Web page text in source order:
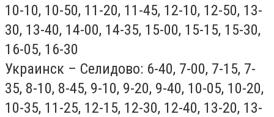
10-10, 10-50, 11-20, 11-45, 12-10, 12-50, 13-
30, 13-40, 14-00, 14-35, 15-00, 15-15, 15-30,
16-05, 16-30
Украинск – Селидово: 6-40, 7-00, 7-15, 7-
35, 8-10, 8-45, 9-10, 9-20, 9-40, 10-05, 10-20,
10-35, 11-25, 12-15, 12-30, 12-40, 13-20, 13-